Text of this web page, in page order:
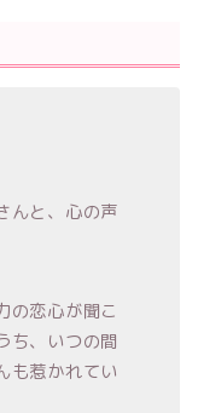
んと、心の声
の恋心が聞こ
ち、いつの間
も惹かれてい